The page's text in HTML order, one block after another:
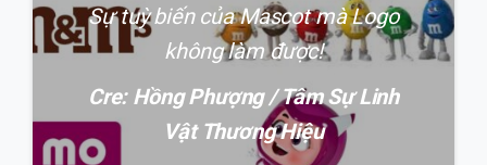
Sự tuỳ biến của Mascot mà Logo
không làm được!
Cre: Hồng Phượng / Tâm Sự Linh
Vật Thương Hiệu